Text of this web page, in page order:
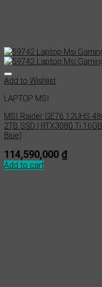
Add to Wishlist
LAPTOP MSI
MSI Raider GE76 12UHS
2TB SSD | RTX3080 Ti
Blue)
114,590,000 ₫
Add to cart